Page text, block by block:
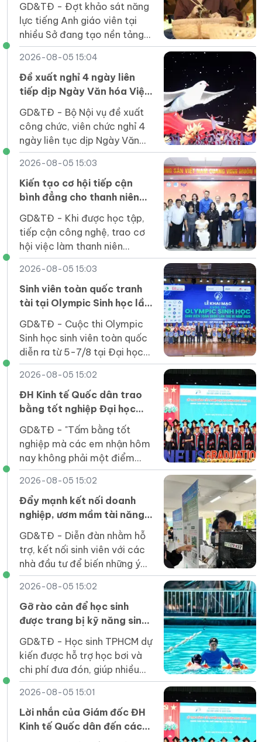
thứ hai
GD&TĐ - Đợt khảo sát năng
lực tiếng Anh giáo viên tại
nhiều Sở đang tạo nền tảng
dữ liệu để xây dựng kế hoạch
bồi dưỡng hiệu quả, thực
chất.
2026-08-05 15:04
Đề xuất nghỉ 4 ngày liên
tiếp dịp Ngày Văn hóa Việt
GD&TĐ - Bộ Nội vụ đề xuất
công chức, viên chức nghỉ 4
ngày liên tục dịp Ngày Văn
hóa Việt Nam 2026, từ 21-
24/11, và làm bù vào thứ Bảy
(28/11).
2026-08-05 15:03
Kiến tạo cơ hội tiếp cận
bình đẳng cho thanh niên
khuyết tật trong kỷ nguyên
số
GD&TĐ - Khi được học tập,
tiếp cận công nghệ, trao cơ
hội việc làm thanh niên
khuyết tật hoàn toàn có thể
trở thành nguồn lực phát triển
của quốc gia.
2026-08-05 15:03
Sinh viên toàn quốc tranh
tài tại Olympic Sinh học lần
GD&TĐ - Cuộc thi Olympic
Sinh học sinh viên toàn quốc
diễn ra từ 5-7/8 tại Đại học
Duy Tân thu hút 164 thí sinh
của 31 cơ sở giáo dục đại học
tham gia.
2026-08-05 15:02
ĐH Kinh tế Quốc dân trao
bằng tốt nghiệp Đại học
chính quy khóa 64 Chương
trình Tiên tiến, Chất lượng
cao, POHE và Phân tích kinh
doanh
GD&TĐ - "Tấm bằng tốt
nghiệp mà các em nhận hôm
nay không phải một điểm
dừng mà là tấm vé để các
em bước vào một sân chơi
rộng lớn hơn".
2026-08-05 15:02
Đẩy mạnh kết nối doanh
nghiệp, ươm mầm tài năng
khởi nghiệp của sinh viên
GD&TĐ - Diễn đàn nhằm hỗ
trợ, kết nối sinh viên với các
nhà đầu tư để biến những ý
tưởng đổi mới sáng tạo thành
sản phẩm thiết thực cho xã
hội.
2026-08-05 15:02
Gỡ rào cản để học sinh
được trang bị kỹ năng sinh
GD&TĐ - Học sinh TPHCM dự
kiến được hỗ trợ học bơi và
chi phí đưa đón, giúp nhiều
em tiếp cận kỹ năng an toàn
dưới nước ngay trong trường
học.
2026-08-05 15:01
Lời nhắn của Giám đốc ĐH
Kinh tế Quốc dân đến các